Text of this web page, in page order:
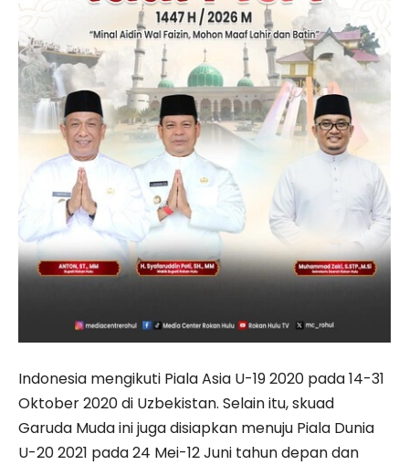
Indonesia mengikuti Piala Asia U-19 2020 pada 14-31
Oktober 2020 di Uzbekistan. Selain itu, skuad
Garuda Muda ini juga disiapkan menuju Piala Dunia
U-20 2021 pada 24 Mei-12 Juni tahun depan dan